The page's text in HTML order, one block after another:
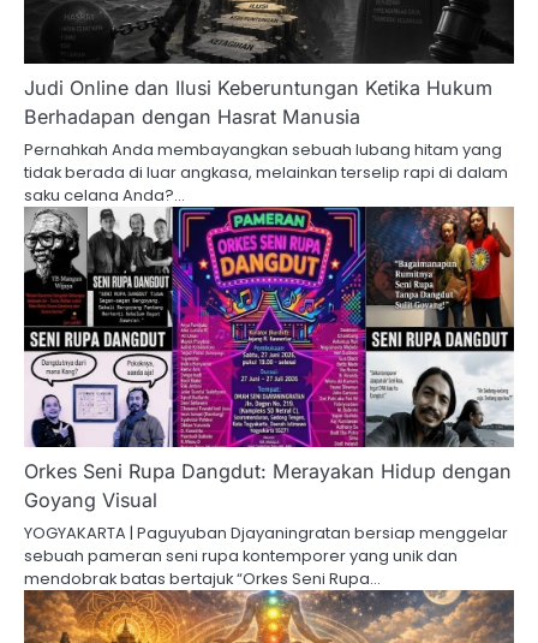
Judi Online dan Ilusi Keberuntungan Ketika Hukum
Berhadapan dengan Hasrat Manusia
Pernahkah Anda membayangkan sebuah lubang hitam yang
tidak berada di luar angkasa, melainkan terselip rapi di dalam
saku celana Anda?…
Orkes Seni Rupa Dangdut: Merayakan Hidup dengan
Goyang Visual
YOGYAKARTA | Paguyuban Djayaningratan bersiap menggelar
sebuah pameran seni rupa kontemporer yang unik dan
mendobrak batas bertajuk “Orkes Seni Rupa…